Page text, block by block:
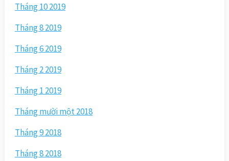
Tháng 10 2019
Tháng 8 2019
Tháng 6 2019
Tháng 2 2019
Tháng 1 2019
Tháng mười một 2018
Tháng 9 2018
Tháng 8 2018